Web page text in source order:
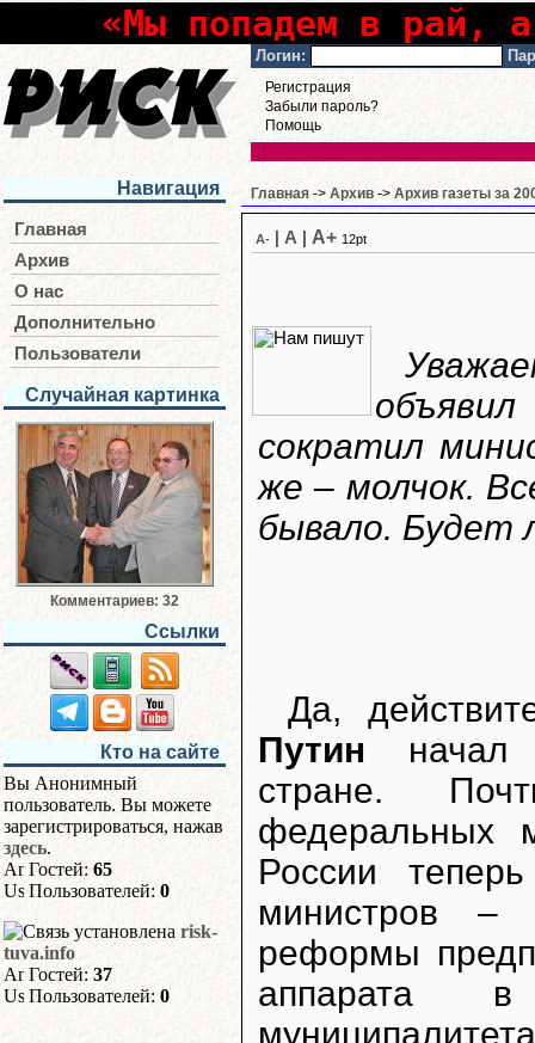
«Мы попадем в рай,
Логин:
Регистрация
Забыли пароль?
Помощь
Навигация
Главная
Архив
О нас
Дополнительно
Пользователи
Случайная картинка
Комментариев: 32
Ссылки
Кто на сайте
Вы Анонимный
пользователь. Вы можете
зарегистрироваться, нажав
здесь.
Гостей: 65
Пользователей: 0
risk-
tuva.info
Гостей: 37
Пользователей: 0
Главная -> Архив -> Архив газеты за
A- A A+ 12pt
сократил
же – молчок.
бывало. Будет
Да,
Путин начал
стране.
федеральных
России
министров –
реформы
аппарата